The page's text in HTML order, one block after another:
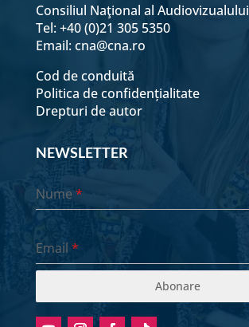
Consiliul Naţional al Audiovizualului
Tel: +40 (0)21 305 5350
Email: cna@cna.ro
Cod de conduită
Politica de confidențialitate
Drepturi de autor
NEWSLETTER
Nume*
Email *
Abonare